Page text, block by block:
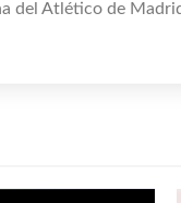
del Atlético de